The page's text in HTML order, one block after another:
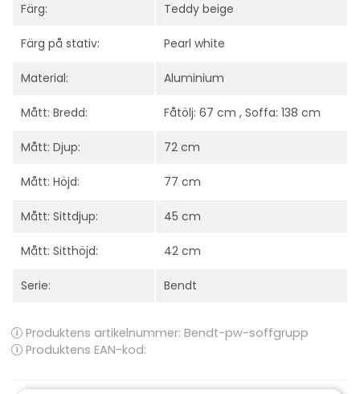
Färg: Teddy beige
Färg på stativ: Pearl white
Material: Aluminium
Mått: Bredd: Fåtölj: 67 cm , Soffa: 138 cm
Mått: Djup: 72 cm
Mått: Höjd: 77 cm
Mått: Sittdjup: 45 cm
Mått: Sitthöjd: 42 cm
Serie: Bendt
Produktens artikelnummer: Bendt-pw-soffgrupp
Produktens EAN-kod: